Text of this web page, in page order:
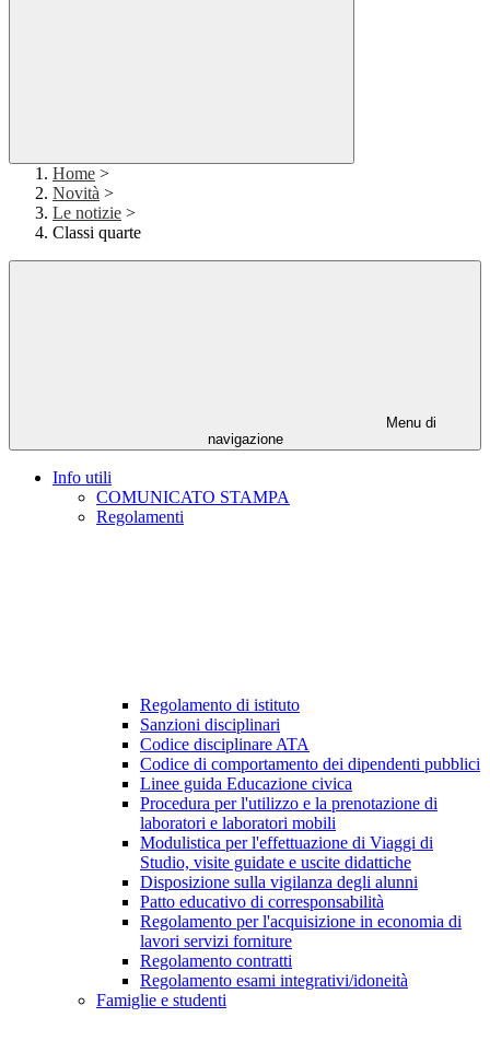
Home >
Novità >
Le notizie >
Classi quarte
Menu di
navigazione
Info utili
COMUNICATO STAMPA
Regolamenti
Regolamento di istituto
Sanzioni disciplinari
Codice disciplinare ATA
Codice di comportamento dei dipendenti pubblici
Linee guida Educazione civica
Procedura per l'utilizzo e la prenotazione di
laboratori e laboratori mobili
Modulistica per l'effettuazione di Viaggi di
Studio, visite guidate e uscite didattiche
Disposizione sulla vigilanza degli alunni
Patto educativo di corresponsabilità
Regolamento per l'acquisizione in economia di
lavori servizi forniture
Regolamento contratti
Regolamento esami integrativi/idoneità
Famiglie e studenti